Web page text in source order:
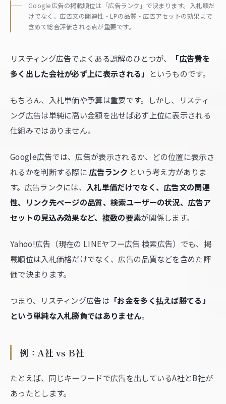
Google広告の掲載順位は「広告ランク」で決まります。入札額だ
けでなく、広告文の関連性・LPの品質・広告アセットの効果まで
含めて総合評価される点が重要です。
リスティング広告でよくある誤解のひとつが、
「広告費を
多く出した会社が必ず上に表示される」 というものです。
もちろん、入札単価や予算は重要です。しかし、リスティ
ング広告は単純に高い金額を出せば必ず上位に表示される
仕組みではありません。
Google広告では、広告が表示されるか、どの位置に表示さ
れるかを判断する際に 広告ランク という考え方がありま
す。広告ランクには、 入札単価だけでなく、広告文の関連
性、リンク先ページの品質、検索ユーザーの状況、広告ア
セットの見込み効果など、複数の要素が関係します。
Yahoo!広告（現在の LINEヤフー広告 検索広告）でも、掲
載順位は入札価格だけでなく、広告の品質などを含めた評
価で決まります。
つまり、リスティング広告は 「お金を多く払えば勝てる」
という単純な入札勝負ではありません。
例：A社 vs B社
たとえば、同じキーワードで広告を出しているA社とB社が
あったとします。